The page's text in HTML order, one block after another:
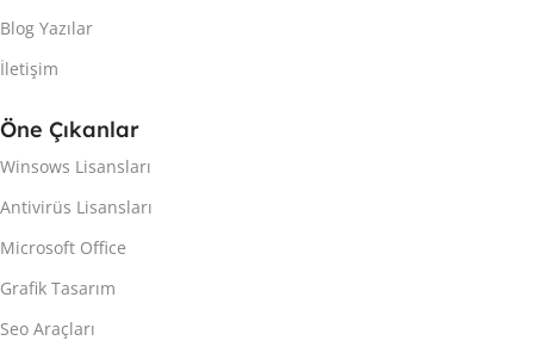
Blog Yazılar
İletişim
Öne Çıkanlar
Winsows Lisansları
Antivirüs Lisansları
Microsoft Office
Grafik Tasarım
Seo Araçları